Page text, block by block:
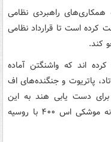
راهبردی نظامی
کرده است تا قرارداد نظامی
اند که واشنگتن آماده
پاتریوت و جنگنده‌های اف
برای دست یابی هند به این
تجهیزات و تکنولوژی لغو قرارداد خرید سامانه موشکی اس ۴۰۰ با روسیه